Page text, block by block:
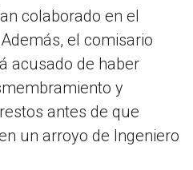
colaborado en el
el comisario
acusado de haber
y
antes de que
un arroyo de Ingeniero